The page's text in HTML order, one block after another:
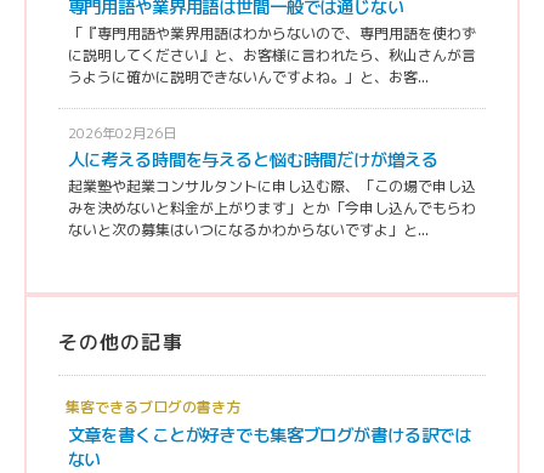
専門用語や業界用語は世間一般では通じない
「『専門用語や業界用語はわからないので、専門用語を使わず
に説明してください』と、お客様に言われたら、秋山さんが言
うように確かに説明できないんですよね。」と、お客...
2026年02月26日
人に考える時間を与えると悩む時間だけが増える
起業塾や起業コンサルタントに申し込む際、「この場で申し込
みを決めないと料金が上がります」とか「今申し込んでもらわ
ないと次の募集はいつになるかわからないですよ」と...
その他の記事
集客できるブログの書き方
文章を書くことが好きでも集客ブログが書ける訳では
ない